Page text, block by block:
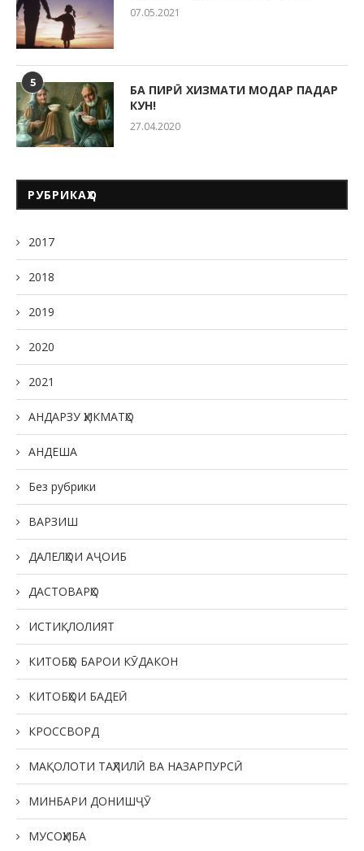
07.05.2021
5
БА ПИРӢ ХИЗМАТИ МОДАР ПАДАР
КУН!
27.04.2020
РУБРИКАҲО
2017
2018
2019
2020
2021
АНДАРЗУ ҲИКМАТҲО
АНДЕША
Без рубрики
ВАРЗИШ
ДАЛЕЛҲОИ АҶОИБ
ДАСТОВАРҲО
ИСТИҚЛОЛИЯТ
КИТОБҲО БАРОИ КӮДАКОН
КИТОБҲОИ БАДЕӢ
КРОССВОРД
МАҚОЛОТИ ТАҲЛИЛӢ ВА НАЗАРПУРСӢ
МИНБАРИ ДОНИШҶӮ
МУСОҲИБА